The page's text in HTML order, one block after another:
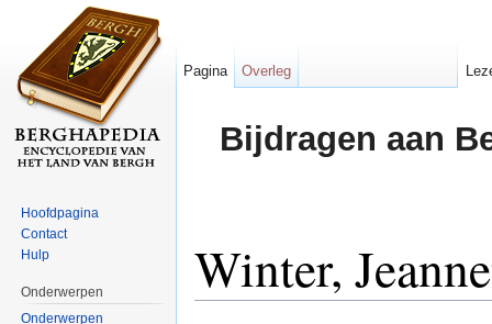
Bijdragen aan
Winter,
Pagina Overleg
Hoofdpagina
Contact
Hulp
Onderwerpen
Onderwerpen